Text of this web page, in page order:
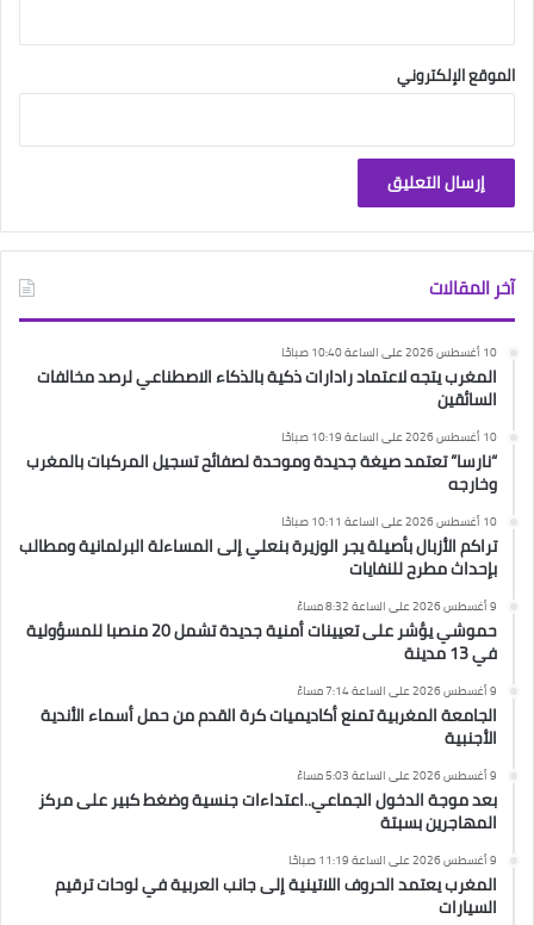
الموقع الإلكتروني
آخر المقالات
10 أغسطس 2026 على الساعة 10:40 صباحًا
المغرب يتجه لاعتماد رادارات ذكية بالذكاء الاصطناعي لرصد مخالفات
السائقين
10 أغسطس 2026 على الساعة 10:19 صباحًا
“نارسا” تعتمد صيغة جديدة وموحدة لصفائح تسجيل المركبات بالمغرب
وخارجه
10 أغسطس 2026 على الساعة 10:11 صباحًا
تراكم الأزبال بأصيلة يجر الوزيرة بنعلي إلى المساءلة البرلمانية ومطالب
بإحداث مطرح للنفايات
9 أغسطس 2026 على الساعة 8:32 مساءً
حموشي يؤشر على تعيينات أمنية جديدة تشمل 20 منصبا للمسؤولية
في 13 مدينة
9 أغسطس 2026 على الساعة 7:14 مساءً
الجامعة المغربية تمنع أكاديميات كرة القدم من حمل أسماء الأندية
الأجنبية
9 أغسطس 2026 على الساعة 5:03 مساءً
بعد موجة الدخول الجماعي..اعتداءات جنسية وضغط كبير على مركز
المهاجرين بسبتة
9 أغسطس 2026 على الساعة 11:19 صباحًا
المغرب يعتمد الحروف اللاتينية إلى جانب العربية في لوحات ترقيم
السيارات